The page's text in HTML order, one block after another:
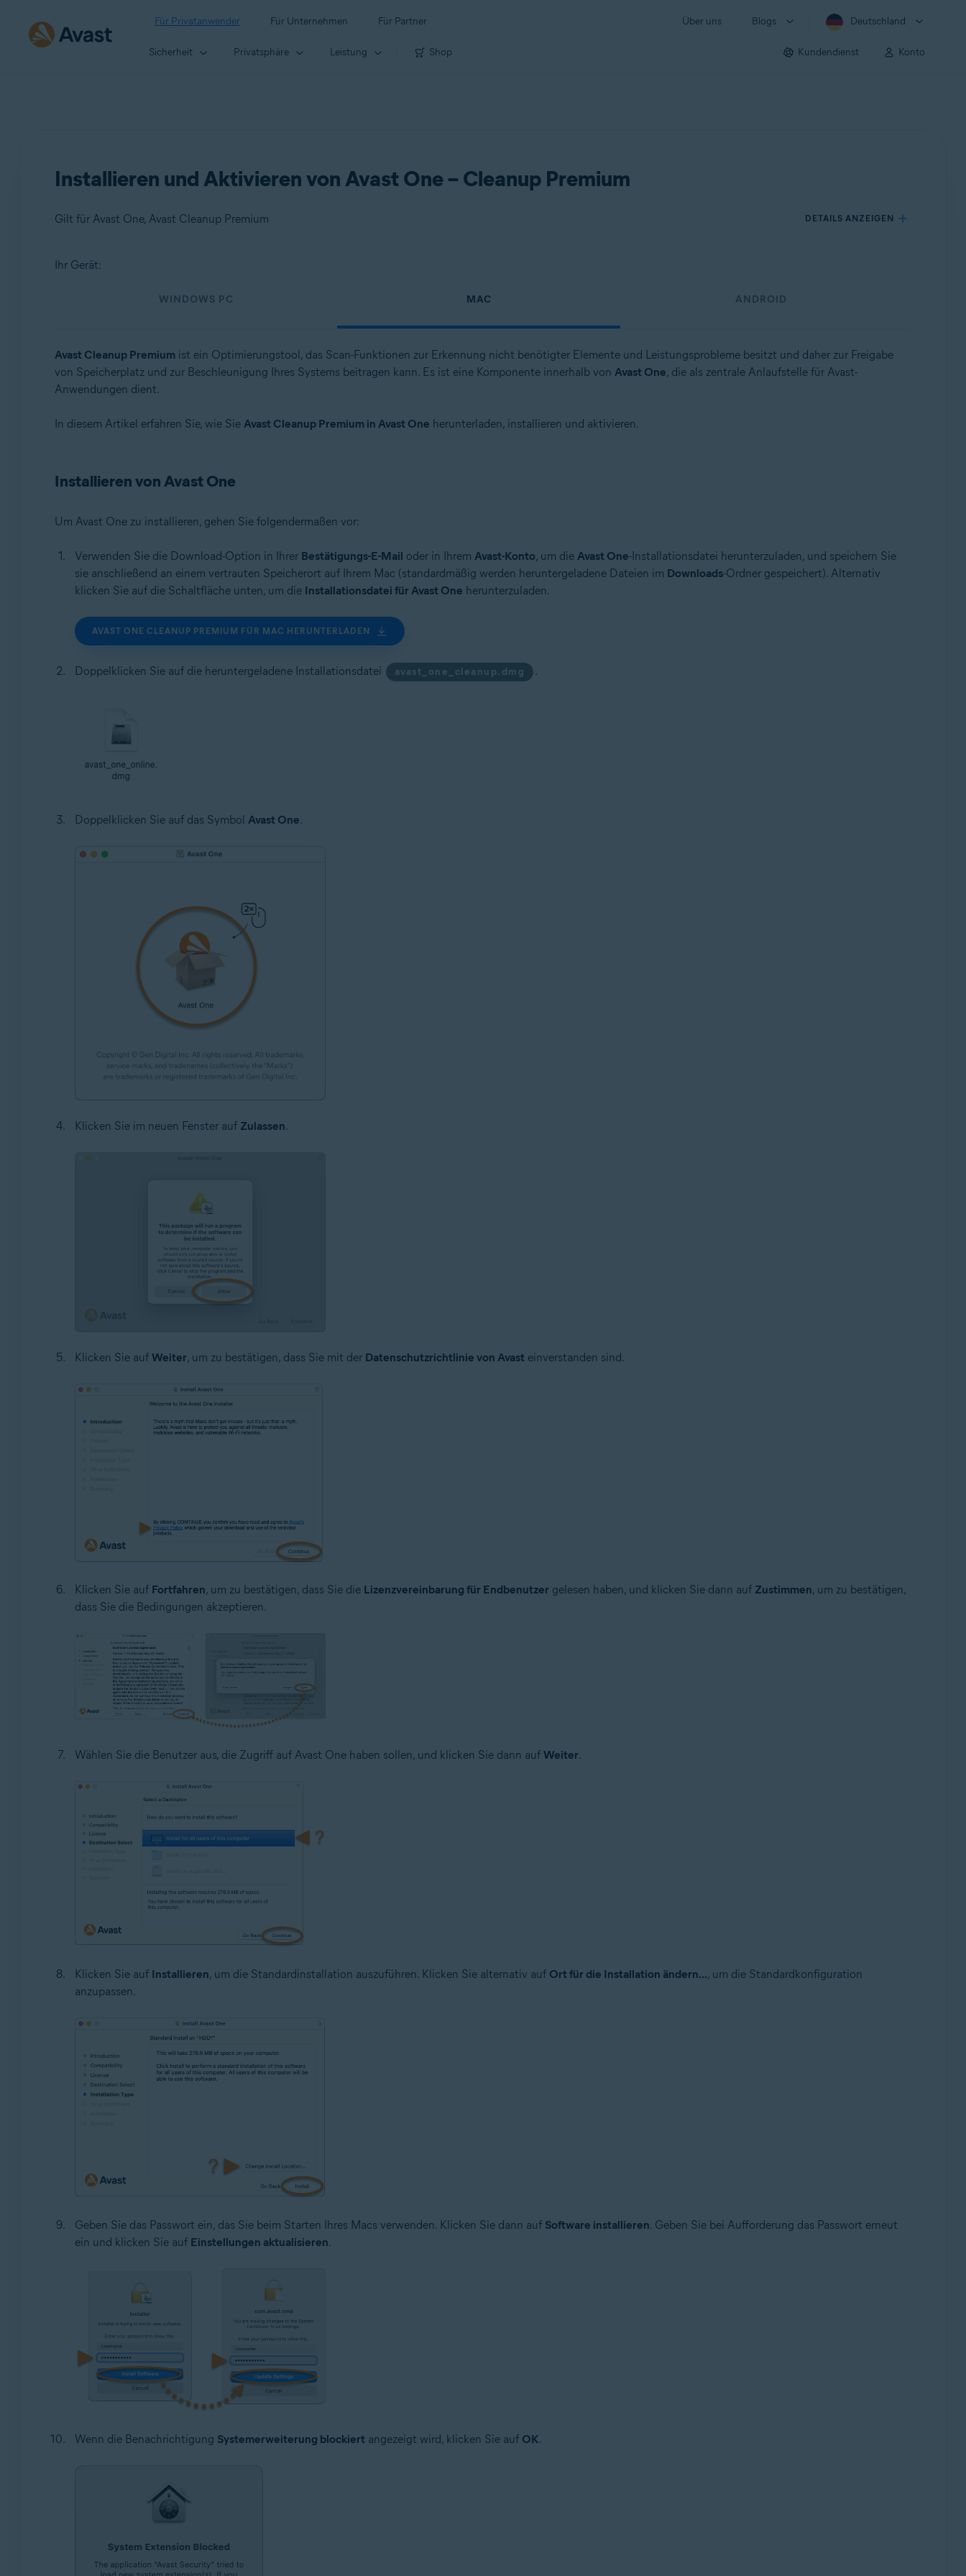
Für Privatanwender Für Unternehmen Für Partner Über uns Blogs Deutschland
Sicherheit Privatsphäre Leistung Shop Kundendienst Konto
Installieren und Aktivieren von Avast One – Cleanup Premium
Gilt für Avast One, Avast Cleanup Premium DETAILS ANZEIGEN
Betriebssysteme:
Windows, macOS und Android
Ihr Gerät:
WINDOWS PC MAC ANDROID
Avast Cleanup Premium ist ein Optimierungstool, das Scan-Funktionen zur Erkennung nicht benötigter Elemente und Leistungsprobleme besitzt und daher zur Freigabe
von Speicherplatz und zur Beschleunigung Ihres Systems beitragen kann. Es ist eine Komponente innerhalb von Avast One, die als zentrale Anlaufstelle für Avast-
Anwendungen dient.
In diesem Artikel erfahren Sie, wie Sie Avast Cleanup Premium in Avast One herunterladen, installieren und aktivieren.
Installieren von Avast One
Um Avast One zu installieren, gehen Sie folgendermaßen vor:
Verwenden Sie die Download-Option in Ihrer Bestätigungs-E-Mail oder in Ihrem Avast-Konto, um die Avast One-Installationsdatei herunterzuladen, und speichern Sie
sie anschließend an einem vertrauten Speicherort auf Ihrem Mac (standardmäßig werden heruntergeladene Dateien im Downloads-Ordner gespeichert). Alternativ
klicken Sie auf die Schaltfläche unten, um die Installationsdatei für Avast One herunterzuladen.
AVAST ONE CLEANUP PREMIUM FÜR MAC HERUNTERLADEN
Doppelklicken Sie auf die heruntergeladene Installationsdatei avast_one_cleanup.dmg .
Doppelklicken Sie auf das Symbol Avast One.
Klicken Sie im neuen Fenster auf Zulassen.
Klicken Sie auf Weiter, um zu bestätigen, dass Sie mit der Datenschutzrichtlinie von Avast einverstanden sind.
Klicken Sie auf Fortfahren, um zu bestätigen, dass Sie die Lizenzvereinbarung für Endbenutzer gelesen haben, und klicken Sie dann auf Zustimmen, um zu bestätigen,
dass Sie die Bedingungen akzeptieren.
Wählen Sie die Benutzer aus, die Zugriff auf Avast One haben sollen, und klicken Sie dann auf Weiter.
Klicken Sie auf Installieren, um die Standardinstallation auszuführen. Klicken Sie alternativ auf Ort für die Installation ändern..., um die Standardkonfiguration
anzupassen.
Geben Sie das Passwort ein, das Sie beim Starten Ihres Macs verwenden. Klicken Sie dann auf Software installieren. Geben Sie bei Aufforderung das Passwort erneut
ein und klicken Sie auf Einstellungen aktualisieren.
Wenn die Benachrichtigung Systemerweiterung blockiert angezeigt wird, klicken Sie auf OK.